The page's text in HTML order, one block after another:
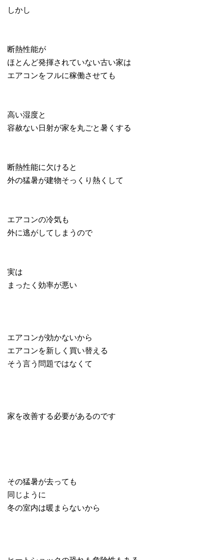
しかし
断熱性能が
ほとんど発揮されていない古い家は
エアコンをフルに稼働させても
高い湿度と
容赦ない日射が家を丸ごと暑くする
断熱性能に欠けると
外の猛暑が建物そっくり熱くして
エアコンの冷気も
外に逃がしてしまうので
実は
まったく効率が悪い
エアコンが効かないから
エアコンを新しく買い替える
そう言う問題ではなくて
家を改善する必要があるのです
その猛暑が去っても
同じように
冬の室内は暖まらないから